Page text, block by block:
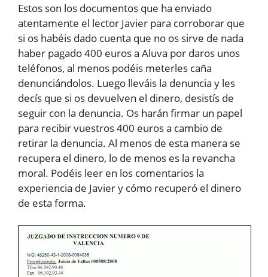
Estos son los documentos que ha enviado
atentamente el lector Javier para corroborar que
si os habéis dado cuenta que no os sirve de nada
haber pagado 400 euros a Aluva por daros unos
teléfonos, al menos podéis meterles caña
denunciándolos. Luego lleváis la denuncia y les
decís que si os devuelven el dinero, desistís de
seguir con la denuncia. Os harán firmar un papel
para recibir vuestros 400 euros a cambio de
retirar la denuncia. Al menos de esta manera se
recupera el dinero, lo de menos es la revancha
moral. Podéis leer en los comentarios la
experiencia de Javier y cómo recuperó el dinero
de esta forma.